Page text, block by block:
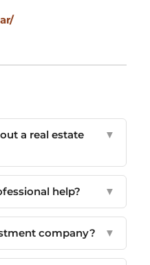
a real estate
▼
help? ▼
company? ▼